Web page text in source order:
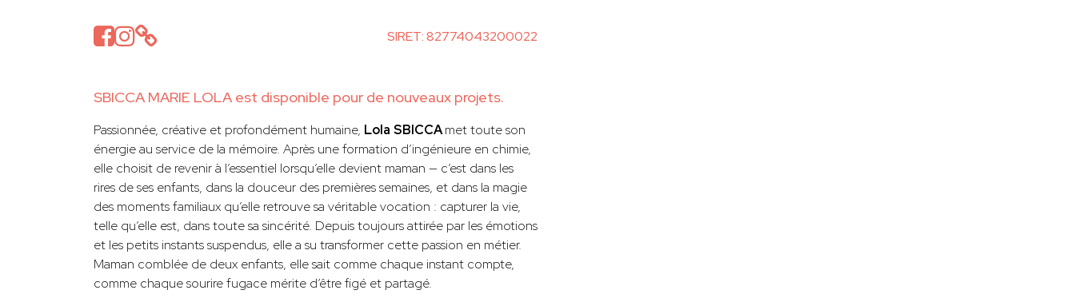
SIRET: 82774043200022
SBICCA MARIE LOLA est disponible pour de nouveaux projets.
Passionnée, créative et profondément humaine, Lola SBICCAmet toute son
énergie au service de la mémoire. Après une formation d’ingénieure en chimie,
elle choisit de revenir à l’essentiel lorsqu’elle devient maman — c’est dans les
rires de ses enfants, dans la douceur des premières semaines, et dans la magie
des moments familiaux qu’elle retrouve sa véritable vocation : capturer la vie,
telle qu’elle est, dans toute sa sincérité. Depuis toujours attirée par les émotions
et les petits instants suspendus, elle a su transformer cette passion en métier.
Maman comblée de deux enfants, elle sait comme chaque instant compte,
comme chaque sourire fugace mérite d’être figé et partagé.